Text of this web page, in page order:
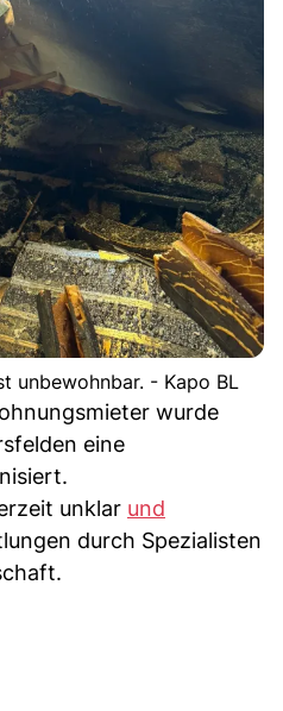
unbewohnbar. - Kapo BL
wurde
eine
unklar und
durch Spezialisten